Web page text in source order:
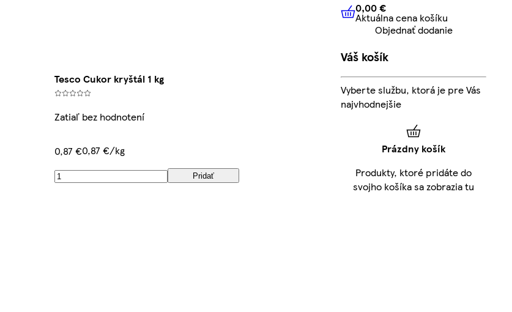
Tesco Cukor kryštál 1 kg
Zatiaľ bez hodnotení
0,87 €0,87 €/kg
Pridať
0,00 € Aktuálna cena košíku
0,00 €
Aktuálna cena košíku
Objednať dodanie
Váš košík
Vyberte službu, ktorá je pre Vás
najvhodnejšie
Prázdny košík
Produkty, ktoré pridáte do
svojho košíka sa zobrazia tu